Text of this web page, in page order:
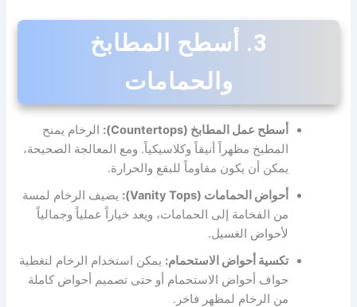
3. أسطح المطابخ
والحمامات
أسطح عمل المطابخ (Countertops):
الرخام يمنح
المطبخ مظهراً أنيقاً وكلاسيكياً. ومع المعالجة الصحيحة،
يمكن أن يكون مقاوماً للبقع والحرارة.
أحواض الحمامات (Vanity Tops):
يضيف الرخام لمسة
من الفخامة إلى الحمامات، ويعد خياراً عملياً وجمالياً
لأحواض الغسيل.
تكسية أحواض الاستحمام: يمكن استخدام الرخام لتغطية
حواف أحواض الاستحمام أو حتى تصميم أحواض كاملة
من الرخام لمظهر فاخر.